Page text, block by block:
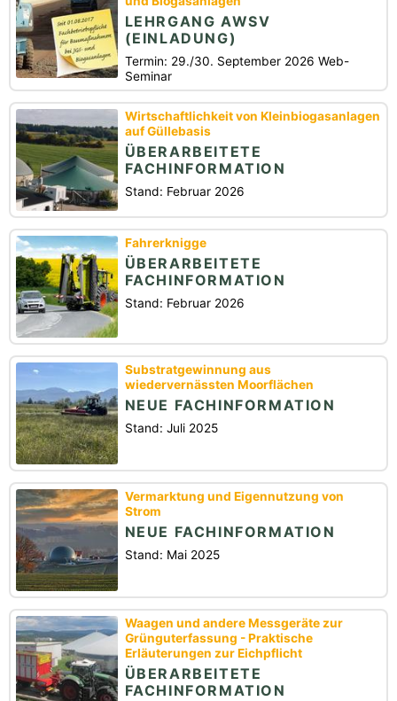
LEHRGANG AWSV
(EINLADUNG)
Termin: 29./30. September 2026 Web-
Seminar
Wirtschaftlichkeit von Kleinbiogasanlagen
auf Güllebasis
ÜBERARBEITETE
FACHINFORMATION
Stand: Februar 2026
Fahrerknigge
ÜBERARBEITETE
FACHINFORMATION
Stand: Februar 2026
Substratgewinnung aus
wiedervernässten Moorflächen
NEUE FACHINFORMATION
Stand: Juli 2025
Vermarktung und Eigennutzung von
Strom
NEUE FACHINFORMATION
Stand: Mai 2025
Waagen und andere Messgeräte zur
Grünguterfassung - Praktische
Erläuterungen zur Eichpflicht
ÜBERARBEITETE
FACHINFORMATION